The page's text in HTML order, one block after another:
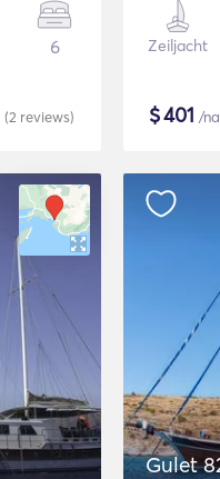
6
(2 reviews)
Zeiljacht
$401 /
Gulet